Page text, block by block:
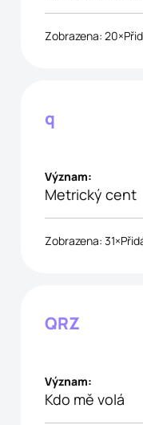
Zobrazena: 20×
q
Význam:
Metrický cent
Zobrazena: 31×
QRZ
Význam:
Kdo mě volá